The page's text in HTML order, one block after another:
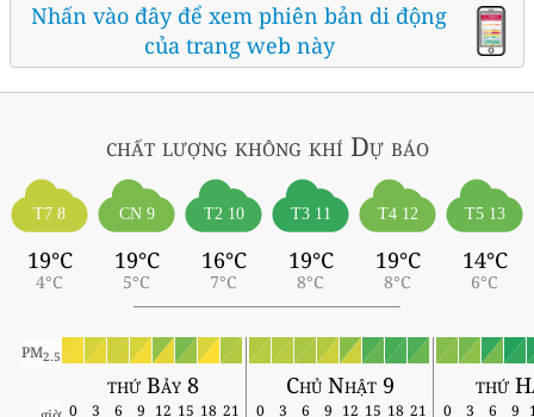
Nhấn vào đây để xem phiên bản di động
của trang web này
chất lượng không khí Dự báo
T7 8
19°C
4°C
CN 9
19°C
5°C
T2 10
16°C
7°C
T3 11
19°C
8°C
T4 12
19°C
8°C
T5 13
14°C
6°C
PM2.5
thứ Bảy 8 Chủ Nhật 9 thứ
0 3 6 9 12 15 18 21 0 3 6 9 12 15 18 21 0 3 6 9